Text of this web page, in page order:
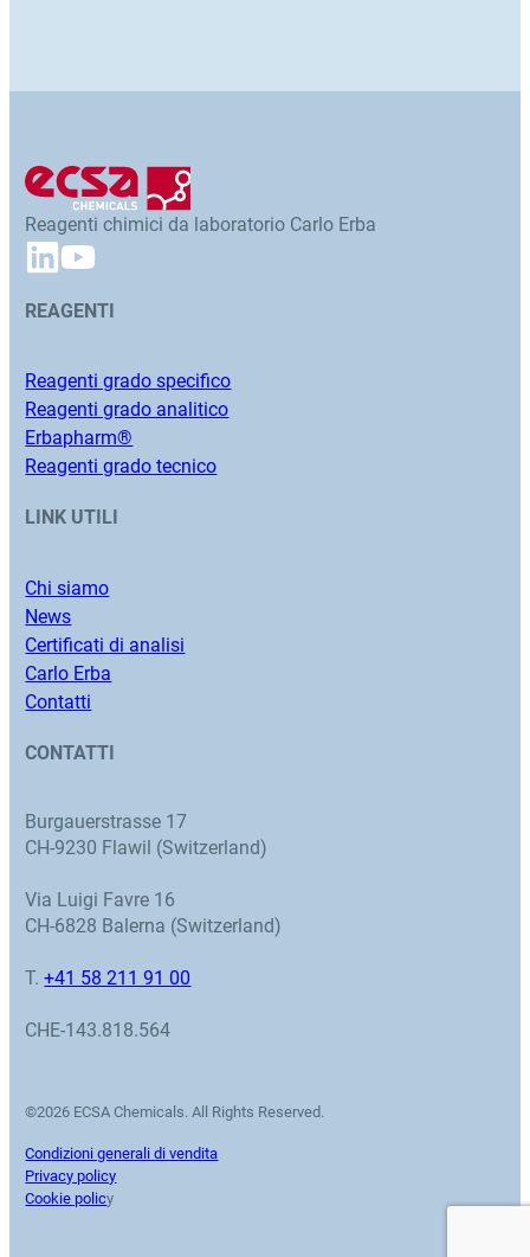
Reagenti chimici da laboratorio Carlo Erba
REAGENTI
Reagenti grado specifico
Reagenti grado analitico
Erbapharm®
Reagenti grado tecnico
LINK UTILI
Chi siamo
News
Certificati di analisi
Carlo Erba
Contatti
CONTATTI
Burgauerstrasse 17
CH-9230 Flawil (Switzerland)
Via Luigi Favre 16
CH-6828 Balerna (Switzerland)
T.+41 58 211 91 00
CHE-143.818.564
©2026 ECSA Chemicals. All Rights Reserved.
Condizioni generali di vendita
Privacy policy
Cookie policy